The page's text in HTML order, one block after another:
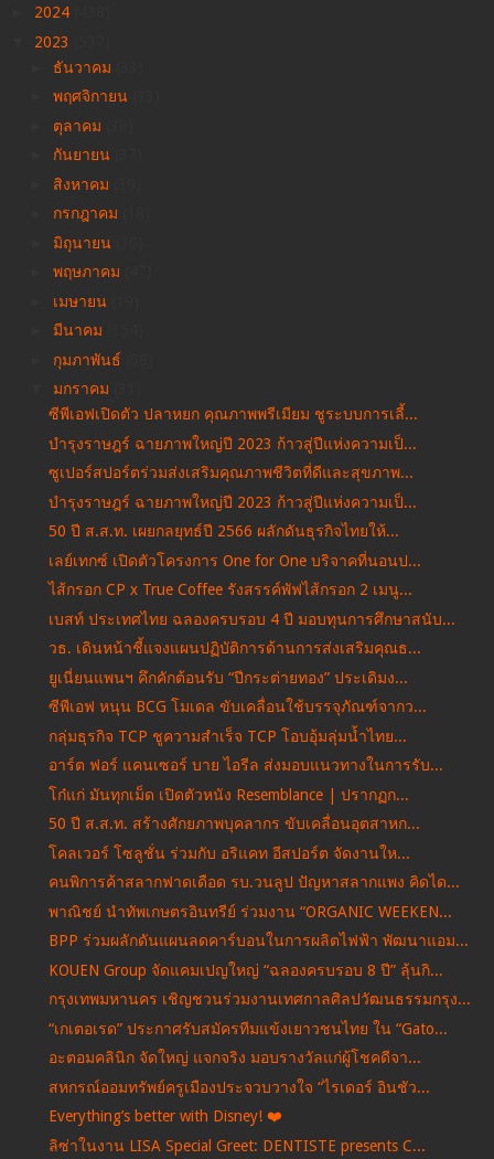
2024
2023
ธันวาคม
พฤศจิกายน
ตุลาคม
กันยายน
สิงหาคม
กรกฎาคม
มิถุนายน
พฤษภาคม
เมษายน
มีนาคม
กุมภาพันธ์
มกราคม
ซีพีเอฟเปิดตัว ปลาหยก คุณภาพพรีเมียม ชูระบบการเลี้...
บำรุงราษฎร์ ฉายภาพใหญ่ปี 2023 ก้าวสู่ปีแห่งความเป็...
ซูเปอร์สปอร์ตร่วมส่งเสริมคุณภาพชีวิตที่ดีและสุขภาพ...
บำรุงราษฎร์ ฉายภาพใหญ่ปี 2023 ก้าวสู่ปีแห่งความเป็...
50 ปี ส.ส.ท. เผยกลยุทธ์ปี 2566 ผลักดันธุรกิจไทยให้...
เลย์เทกซ์ เปิดตัวโครงการ One for One บริจาคที่นอนป...
ไส้กรอก CP x True Coffee รังสรรค์พัฟไส้กรอก 2 เมนู...
เบสท์ ประเทศไทย ฉลองครบรอบ 4 ปี มอบทุนการศึกษาสนับ...
วธ. เดินหน้าชี้แจงแผนปฏิบัติการด้านการส่งเสริมคุณธ...
ยูเนี่ยนแพนฯ คึกคักต้อนรับ “ปีกระต่ายทอง” ประเดิมง...
ซีพีเอฟ หนุน BCG โมเดล ขับเคลื่อนใช้บรรจุภัณฑ์จากว...
กลุ่มธุรกิจ TCP ชูความสำเร็จ TCP โอบอุ้มลุ่มน้ำไทย...
อาร์ต ฟอร์ แคนเซอร์ บาย ไอรีล ส่งมอบแนวทางในการรับ...
โก๋แก่ มันทุกเม็ด เปิดตัวหนัง Resemblance | ปรากฏก...
50 ปี ส.ส.ท. สร้างศักยภาพบุคลากร ขับเคลื่อนอุตสาหก...
โคลเวอร์ โซลูชั่น ร่วมกับ อริแคท อีสปอร์ต จัดงานให...
คนพิการค้าสลากฟาดเดือด รบ.วนลูป ปัญหาสลากแพง คิดได...
พาณิชย์ นำทัพเกษตรอินทรีย์ ร่วมงาน “ORGANIC WEEKEN...
BPP ร่วมผลักดันแผนลดคาร์บอนในการผลิตไฟฟ้า พัฒนาแอม...
KOUEN Group จัดแคมเปญใหญ่ “ฉลองครบรอบ 8 ปี” ลุ้นกิ...
กรุงเทพมหานคร เชิญชวนร่วมงานเทศกาลศิลปวัฒนธรรมกรุง...
“เกเตอเรด” ประกาศรับสมัครทีมแข้งเยาวชนไทย ใน “Gato...
อะตอมคลินิก จัดใหญ่ แจกจริง มอบรางวัลแก่ผู้โชคดีจา...
สหกรณ์ออมทรัพย์ครูเมืองประจวบวางใจ “ไรเดอร์ อินชัว...
Everything’s better with Disney! ❤️
ลิซ่าในงาน LISA Special Greet: DENTISTE presents C...